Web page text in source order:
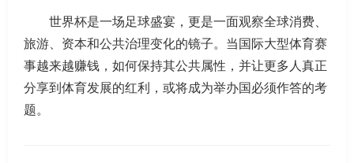
世界杯是一场足球盛宴，更是一面观察全球消费、
旅游、资本和公共治理变化的镜子。当国际大型体育赛
事越来越赚钱，如何保持其公共属性，并让更多人真正
分享到体育发展的红利，或将成为举办国必须作答的考
题。